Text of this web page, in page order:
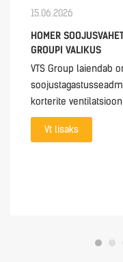
15.06.2026
HOMER
GROUPI VALIKUS
VTS Group laiendab
korterite
Vt lisaks